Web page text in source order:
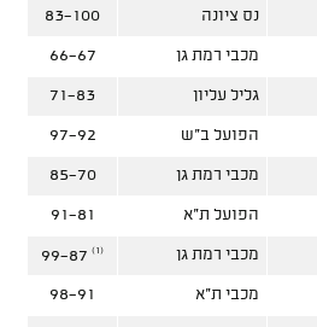
נס ציונה
83-100
מכבי רמת גן
66-67
גליל עליון
71-83
הפועל ב"ש
97-92
מכבי רמת גן
85-70
הפועל ת"א
91-81
מכבי רמת גן 99-87 (1)
מכבי ת"א
98-91